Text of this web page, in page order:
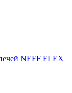
NEFF FLEX